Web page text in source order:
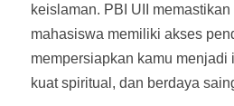
keislaman. PBI UII
mahasiswa memiliki akses
mempersiapkan kamu menjadi
kuat spiritual, dan berdaya